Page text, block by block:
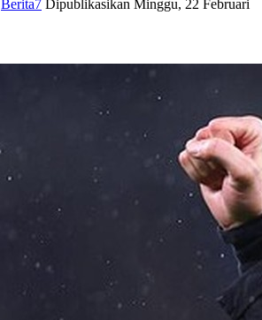
Berita7 Dipublikasikan Minggu, 22 Februari